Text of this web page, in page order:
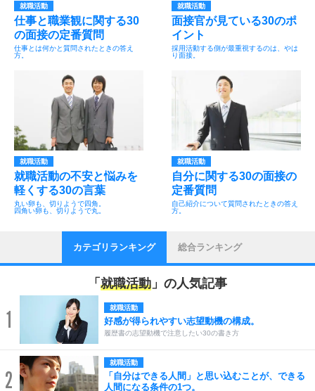
就職活動
仕事と職業観に関する30
の面接の定番質問
仕事とは何かと質問されたときの答え
方。
就職活動
面接官が見ている30のポ
イント
採用活動する側が最重視するのは、やは
り面接。
就職活動
就職活動の不安と悩みを
軽くする30の言葉
丸い卵も、切りようで四角。
四角い卵も、切りようで丸。
就職活動
自分に関する30の面接の
定番質問
自己紹介について質問されたときの答え
方。
カテゴリランキング 総合ランキング
「 就職活動 」の人気記事
1 就職活動
好感が得られやすい志望動機の構成。
履歴書の志望動機で注意したい30の書き方
2
就職活動
「自分はできる人間」と思い込むことが、できる
人間になる条件の1つ。